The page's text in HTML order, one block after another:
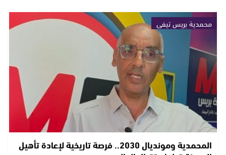
محمدية بريس تيفي
المحمدية ومونديال 2030.. فرصة تاريخية لإعادة تأهيل